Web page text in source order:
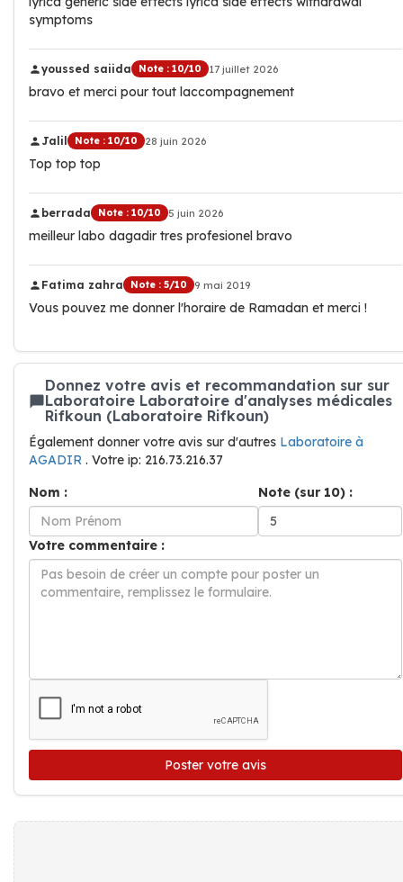
symptoms
youssed saiida Note : 10/10 17 juillet 2026
bravo et merci pour tout laccompagnement
Jalil Note : 10/10 28 juin 2026
Top top top
berrada Note : 10/10 5 juin 2026
meilleur labo dagadir tres profesionel bravo
Fatima zahra Note : 5/10 9 mai 2019
Vous pouvez me donner l'horaire de Ramadan et merci !
Donnez votre avis et recommandation sur sur
Laboratoire Laboratoire d'analyses médicales
Rifkoun (Laboratoire Rifkoun)
Également donner votre avis sur d'autres Laboratoire à
AGADIR . Votre ip: 216.73.216.37
Nom :
Note (sur 10) :
Votre commentaire :
Poster votre avis